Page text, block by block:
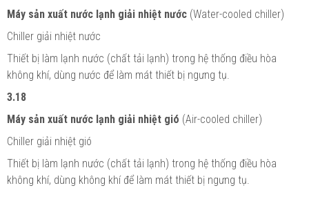
Máy sản xuất nước lạnh giải nhiệt nước (Water-cooled chiller)
Chiller giải nhiệt nước
Thiết bị làm lạnh nước (chất tải lạnh) trong hệ thống điều hòa
không khí, dùng nước để làm mát thiết bị ngưng tụ.
3.18
Máy sản xuất nước lạnh giải nhiệt gió (Air-cooled chiller)
Chiller giải nhiệt gió
Thiết bị làm lạnh nước (chất tải lạnh) trong hệ thống điều hòa
không khí, dùng không khí để làm mát thiết bị ngưng tụ.